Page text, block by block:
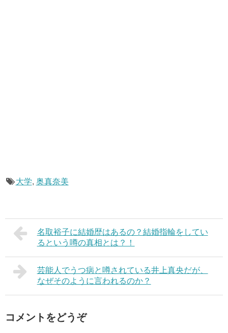
大学, 奥真奈美
名取裕子に結婚歴はあるの？結婚指輪をしてい
るという噂の真相とは？！
芸能人でうつ病と噂されている井上真央だが、
なぜそのように言われるのか？
コメントをどうぞ